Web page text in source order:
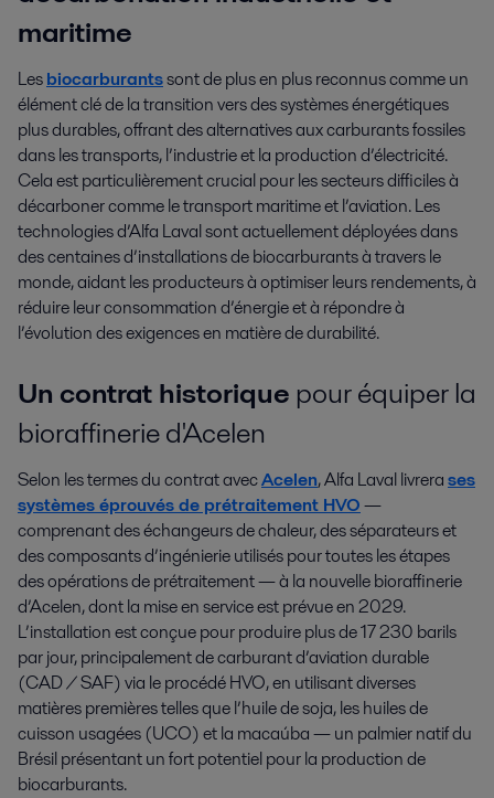
maritime
Lesbiocarburantssont de plus en plus reconnus comme un
élément clé de la transition vers des systèmes énergétiques
plus durables, offrant des alternatives aux carburants fossiles
dans les transports, l’industrie et la production d’électricité.
Cela est particulièrement crucial pour les secteurs difficiles à
décarboner comme le transport maritime et l’aviation. Les
technologies d’Alfa Laval sont actuellement déployées dans
des centaines d’installations de biocarburants à travers le
monde, aidant les producteurs à optimiser leurs rendements, à
réduire leur consommation d’énergie et à répondre à
l’évolution des exigences en matière de durabilité.
Un contrat historique pour équiper la
bioraffinerie d'Acelen
Selon les termes du contrat avecAcelen, Alfa Laval livrerases
systèmes éprouvés de prétraitement HVO—
comprenant des échangeurs de chaleur, des séparateurs et
des composants d’ingénierie utilisés pour toutes les étapes
des opérations de prétraitement — à la nouvelle bioraffinerie
d’Acelen, dont la mise en service est prévue en 2029.
L’installation est conçue pour produire plus de 17 230 barils
par jour, principalement de carburant d’aviation durable
(CAD / SAF) via le procédé HVO, en utilisant diverses
matières premières telles que l’huile de soja, les huiles de
cuisson usagées (UCO) et la macaúba — un palmier natif du
Brésil présentant un fort potentiel pour la production de
biocarburants.